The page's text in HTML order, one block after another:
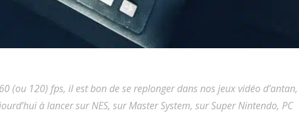
(ou 120) fps, il est bon de se replonger dans nos jeux vidéo d’antan,
à lancer sur NES, sur Master System, sur Super Nintendo, PC